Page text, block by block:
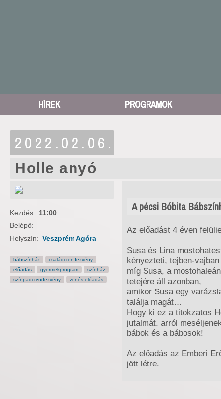
HÍREK PROGRAMOK
2022.02.06.
Holle anyó
A pécsi Bóbita
Az előadást 4 éven
Susa és Lina
kényezteti, tejben-
míg Susa, a
tetejére áll azonban,
amikor Susa egy
találja magát…
Hogy ki ez a titokzatos
jutalmát, arról
bábok és a bábosok!
Az előadás az Emberi
jött létre.
Kezdés: 11:00
Belépő:
Helyszín: Veszprém Agóra
bábszínház
családi rendezvény
előadás
gyermekprogram
színház
színpadi rendezvény
zenés előadás